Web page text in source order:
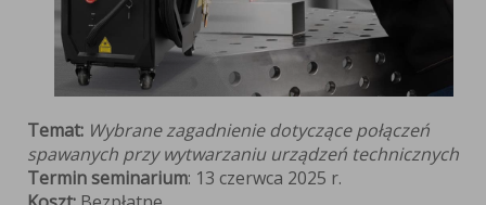
Temat: Wybrane zagadnienie dotyczące połączeń
spawanych przy wytwarzaniu urządzeń technicznych
Termin seminarium: 13 czerwca 2025 r.